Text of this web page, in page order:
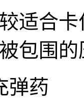
适合
包围
弹药